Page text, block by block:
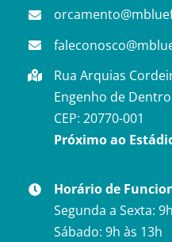
Rua Arquias
Engenho de Dentro
CEP: 20770-001
Próximo ao
Horário de
Segunda a Sexta:
Sábado: 9h às 13h